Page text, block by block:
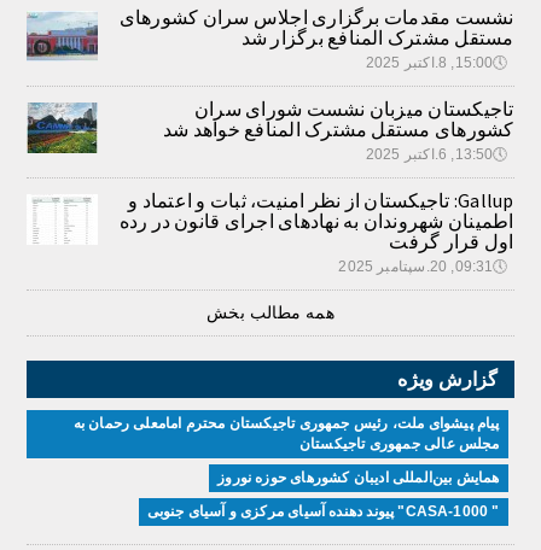
نشست مقدمات برگزاری اجلاس سران کشورهای
مستقل مشترک المنافع برگزار شد
🕔15:00, 8.اکتبر 2025
تاجیکستان میزبان نشست شورای سران
کشورهای مستقل مشترک المنافع خواهد شد
🕔13:50, 6.اکتبر 2025
Gallup: تاجیکستان از نظر امنیت، ثبات و اعتماد و
اطمینان شهروندان به نهادهای اجرای قانون در رده
اول قرار گرفت
🕔09:31, 20.سپتامبر 2025
همه مطالب بخش
گزارش ویژه
پیام پیشوای ملت، رئیس جمهوری تاجیکستان محترم امامعلی رحمان به
مجلس عالی جمهوری تاجیکستان
همایش بین‌المللی ادیبان کشور‌های حوزه نوروز
" CASA-1000" پیوند دهنده آسیای مرکزی و آسیای جنوبی